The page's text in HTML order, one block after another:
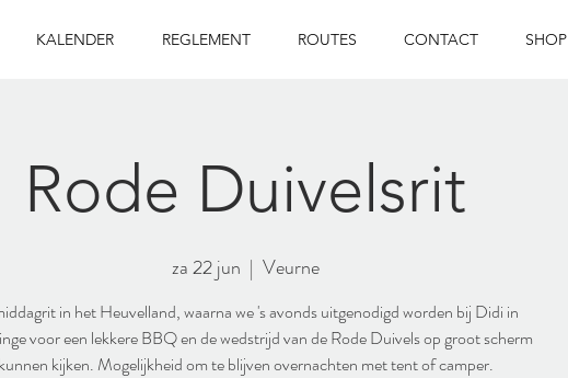
KALENDER REGLEMENT ROUTES CONTACT SHOP
Rode Duivelsrit
za 22 jun
  |
Veurne
in het Heuvelland, waarna we 's avonds uitgenodigd worden bij Didi in
voor een lekkere BBQ en de wedstrijd van de Rode Duivels op groot scherm
kunnen kijken. Mogelijkheid om te blijven overnachten met tent of camper.